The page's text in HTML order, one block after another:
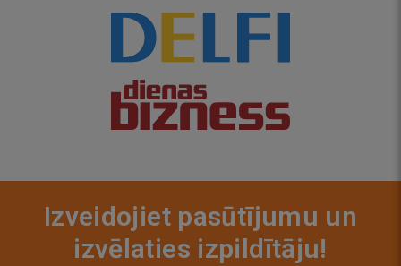
Izveidojiet pasūtījumu un
izvēlaties izpildītāju!